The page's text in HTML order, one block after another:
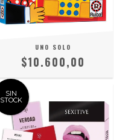
UNO SOLO
$10.600,00
SIN
STOCK